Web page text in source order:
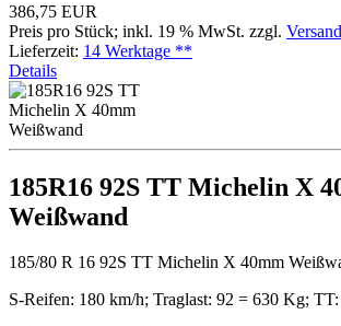
386,75 EUR
Preis pro Stück; inkl. 19 % MwSt. zzgl.
Lieferzeit: 14 Werktage **
Details
185R16 92S TT Michelin X
Weißwand
185/80 R 16 92S TT Michelin X 40mm
S-Reifen: 180 km/h; Traglast: 92 = 630 Kg;